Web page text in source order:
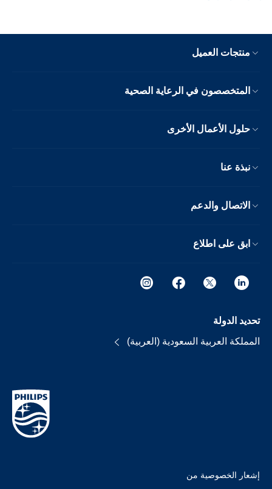
منتجات العميل
المتخصصون في الرعاية الصحية
حلول الأعمال الأخرى
نبذة عنا
الاتصال والدعم
ابق على اطلاع
تحديد الدولة
المملكة العربية السعودية (العربية)
إشعار الخصوصية من